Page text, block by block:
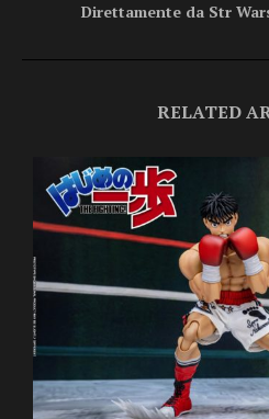
Direttamente da Str
RELATED